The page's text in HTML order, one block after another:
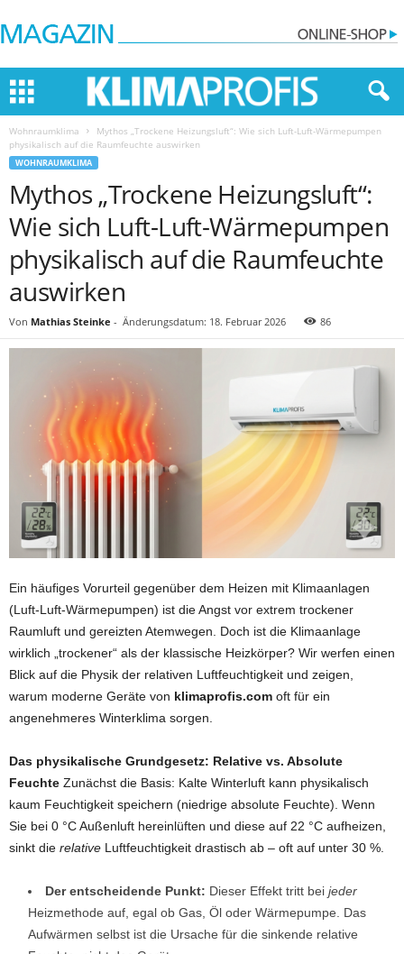
Wohnraumklima
Mythos „Trockene Heizungsluft“: Wie sich Luft-Luft-Wärmepumpen
physikalisch auf die Raumfeuchte auswirken
WOHNRAUMKLIMA
Mythos „Trockene Heizungsluft“:
Wie sich Luft-Luft-Wärmepumpen
physikalisch auf die Raumfeuchte
auswirken
Von Mathias Steinke - Änderungsdatum: 18. Februar 2026 86
Ein häufiges Vorurteil gegenüber dem Heizen mit Klimaanlagen
(Luft-Luft-Wärmepumpen) ist die Angst vor extrem trockener
Raumluft und gereizten Atemwegen. Doch ist die Klimaanlage
wirklich „trockener“ als der klassische Heizkörper? Wir werfen einen
Blick auf die Physik der relativen Luftfeuchtigkeit und zeigen,
warum moderne Geräte von klimaprofis.com oft für ein
angenehmeres Winterklima sorgen.
Das physikalische Grundgesetz: Relative vs. Absolute
Feuchte Zunächst die Basis: Kalte Winterluft kann physikalisch
kaum Feuchtigkeit speichern (niedrige absolute Feuchte). Wenn
Sie bei 0 °C Außenluft hereinlüften und diese auf 22 °C aufheizen,
sinkt die relative Luftfeuchtigkeit drastisch ab – oft auf unter 30 %.
Der entscheidende Punkt: Dieser Effekt tritt bei jeder
Heizmethode auf, egal ob Gas, Öl oder Wärmepumpe. Das
Aufwärmen selbst ist die Ursache für die sinkende relative